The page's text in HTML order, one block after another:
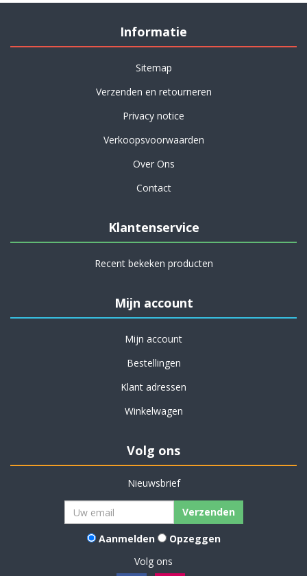
Informatie
Sitemap
Verzenden en retourneren
Privacy notice
Verkoopsvoorwaarden
Over Ons
Contact
Klantenservice
Recent bekeken producten
Mijn account
Mijn account
Bestellingen
Klant adressen
Winkelwagen
Volg ons
Nieuwsbrief
Verzenden
Aanmelden
Opzeggen
Volg ons